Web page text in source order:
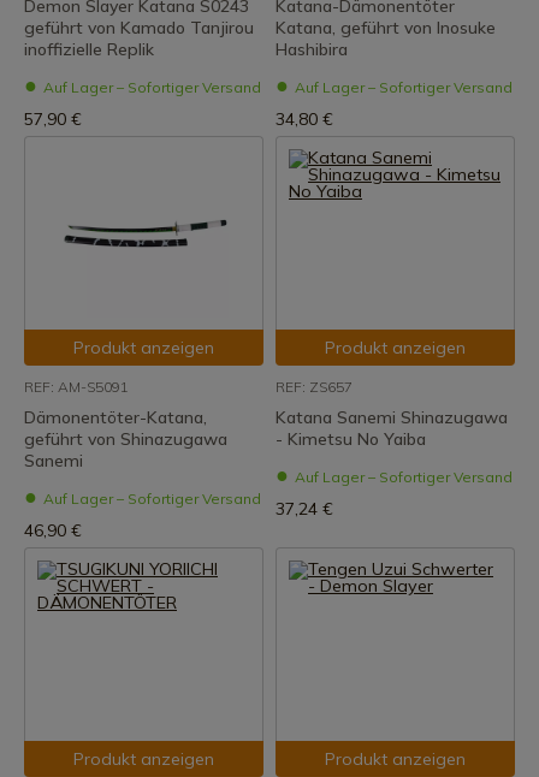
Demon Slayer Katana S0243
geführt von Kamado Tanjirou
inoffizielle Replik
Auf Lager – Sofortiger Versand
57,90 €
Katana-Dämonentöter
Katana, geführt von Inosuke
Hashibira
Auf Lager – Sofortiger Versand
34,80 €
Produkt anzeigen
REF: AM-S5091
Dämonentöter-Katana,
geführt von Shinazugawa
Sanemi
Auf Lager – Sofortiger Versand
46,90 €
Produkt anzeigen
REF: ZS657
Katana Sanemi Shinazugawa
- Kimetsu No Yaiba
Auf Lager – Sofortiger Versand
37,24 €
Produkt anzeigen Produkt anzeigen